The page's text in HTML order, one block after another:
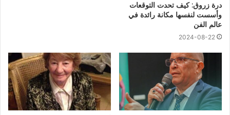
درة زروق: كيف تحدت التوقعات
وأسست لنفسها مكانة رائدة في
عالم الفن
2024-08-22